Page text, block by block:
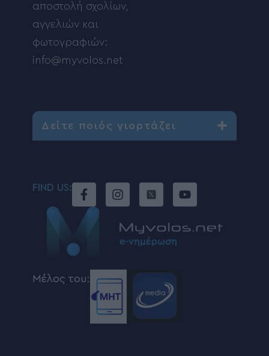
αποστολή σχολίων,
αγγελιών και
φωτογραφιών:
info@myvolos.net
Δείτε ποιός γιορτάζει
FIND US:
Μέλος του: